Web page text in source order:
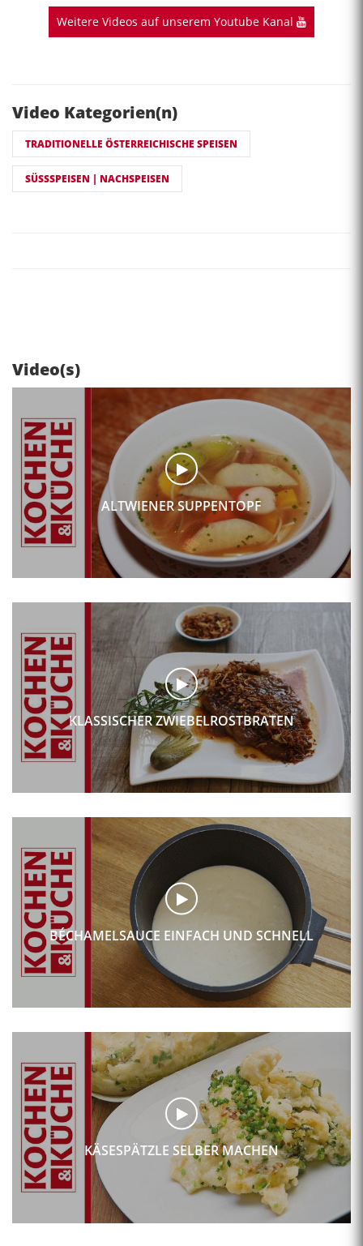
Weitere Videos auf unserem Youtube Kanal
Video Kategorien(n)
TRADITIONELLE ÖSTERREICHISCHE SPEISEN
SÜSSSPEISEN | NACHSPEISEN
Video(s)
ALTWIENER SUPPENTOPF
KLASSISCHER ZWIEBELROSTBRATEN
BÉCHAMELSAUCE EINFACH UND SCHNELL
KÄSESPÄTZLE SELBER MACHEN